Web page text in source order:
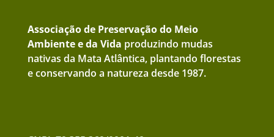
Associação de Preservação do Meio
Ambiente e da Vida produzindo mudas
nativas da Mata Atlântica, plantando florestas
e conservando a natureza desde 1987.